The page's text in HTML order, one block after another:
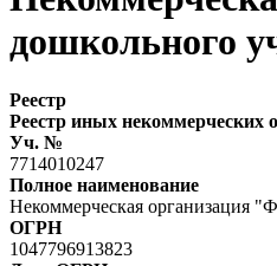
дошкольного
Реестр
Реестр иных некоммерческих
Уч. №
7714010247
Полное наименование
Некоммерческая организация
ОГРН
1047796913823